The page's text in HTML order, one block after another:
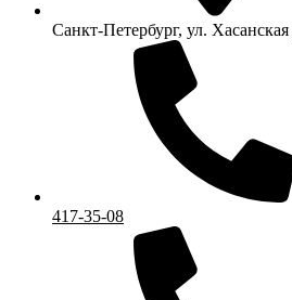
Санкт-Петербург, ул.
417-35-08